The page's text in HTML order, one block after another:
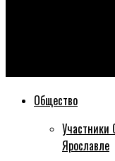
Общество
Участники
Ярославле